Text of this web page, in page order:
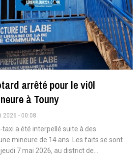
arrêté pour le vi0l
à Touny
2026 - 00:08
a été interpellé suite à des
mineure de 14 ans. Les faits se sont
7 mai 2026, au district de